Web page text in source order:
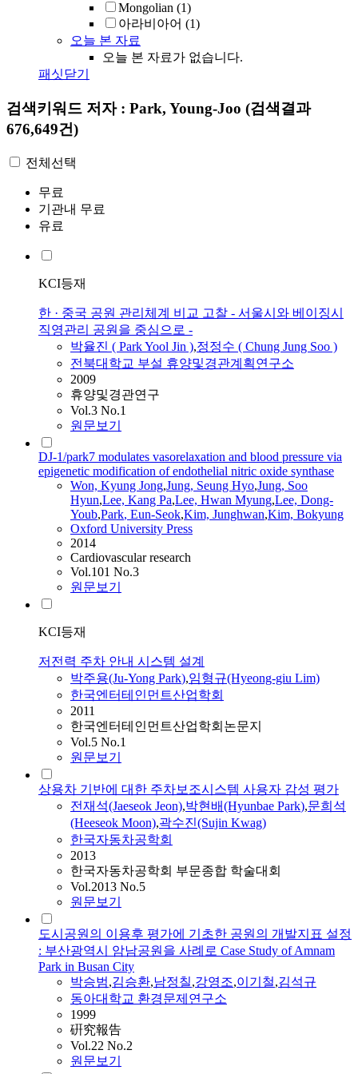
Mongolian (1)
아라비아어 (1)
오늘 본 자료
오늘 본 자료가 없습니다.
패싯닫기
검색키워드 저자 : Park, Young-Joo (검색결과
676,649건)
전체선택
무료
기관내 무료
유료
KCI등재
한 · 중국 공원 관리체계 비교 고찰 - 서울시와 베이징시
직영관리 공원을 중심으로 -
박율진 ( ParkYool Jin ),정정수 ( Chung Jung Soo )
전북대학교 부설 휴양및경관계획연구소
2009
휴양및경관연구
Vol.3 No.1
원문보기
DJ-1/park7 modulates vasorelaxation and blood pressure via
epigenetic modification of endothelial nitric oxide synthase
Won, Kyung Jong,Jung, Seung Hyo,Jung, Soo
Hyun,Lee, Kang Pa,Lee, Hwan Myung,Lee, Dong-
Youb,Park, Eun-Seok,Kim, Junghwan,Kim, Bokyung
Oxford University Press
2014
Cardiovascular research
Vol.101 No.3
원문보기
KCI등재
저전력 주차 안내 시스템 설계
박주용(Ju-Yong Park),임형규(Hyeong-giu Lim)
한국엔터테인먼트산업학회
2011
한국엔터테인먼트산업학회논문지
Vol.5 No.1
원문보기
상용차 기반에 대한 주차보조시스템 사용자 감성 평가
전재석(Jaeseok Jeon),박현배(Hyunbae Park),문희석
(Heeseok Moon),곽수진(Sujin Kwag)
한국자동차공학회
2013
한국자동차공학회 부문종합 학술대회
Vol.2013 No.5
원문보기
도시공원의 이용후 평가에 기초한 공원의 개발지표 설정
: 부산광역시 암남공원을 사례로 Case Study of Amnam
Park in Busan City
박승범,김승환,남정칠,강영조,이기철,김석규
동아대학교 환경문제연구소
1999
硏究報告
Vol.22 No.2
원문보기